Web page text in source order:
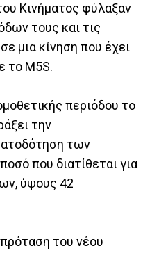
Κινήματος φύλαξαν
τους και τις
μια κίνηση που έχει
το M5S.
περιόδου το
την
των
που διατίθεται για
ύψους 42
του νέου